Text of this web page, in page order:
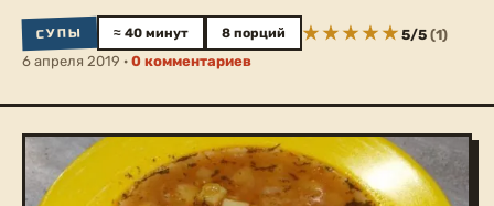
СУПЫ ≈ 40 минут 8 порций 5/5 (1)
6 апреля 2019 · 0 комментариев